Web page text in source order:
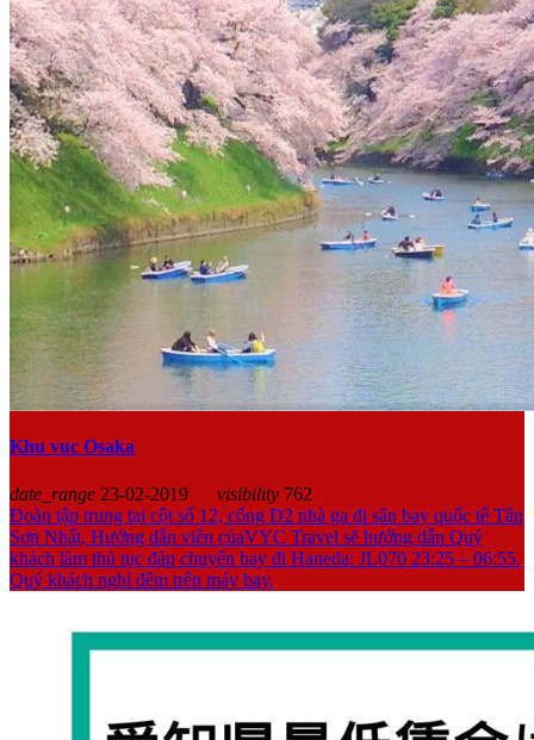
Khu vuc Osaka
date_range 23-02-2019 visibility 762
Đoàn tập trung tại cột số 12, cổng D2 nhà ga đi sân bay quốc tế Tân
Sơn Nhất, Hướng dẫn viên củaVYC Travel sẽ hướng dẫn Quý
khách làm thủ tục đáp chuyến bay đi Haneda: JL070 23:25 – 06:55.
Quý khách nghỉ đêm trên máy bay.